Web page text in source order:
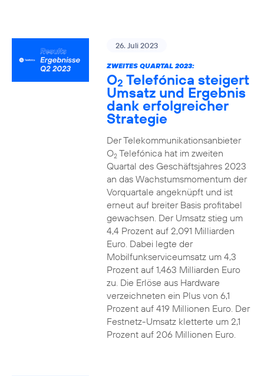
26. Juli 2023
ZWEITES QUARTAL 2023:
O2 Telefónica steigert
Umsatz und Ergebnis
dank erfolgreicher
Strategie
Der Telekommunikationsanbieter
O2Telefónica hat im zweiten
Quartal des Geschäftsjahres 2023
an das Wachstumsmomentum der
Vorquartale angeknüpft und ist
erneut auf breiter Basis profitabel
gewachsen. Der Umsatz stieg um
4,4 Prozent auf 2,091 Milliarden
Euro. Dabei legte der
Mobilfunkserviceumsatz um 4,3
Prozent auf 1,463 Milliarden Euro
zu. Die Erlöse aus Hardware
verzeichneten ein Plus von 6,1
Prozent auf 419 Millionen Euro. Der
Festnetz-Umsatz kletterte um 2,1
Prozent auf 206 Millionen Euro.